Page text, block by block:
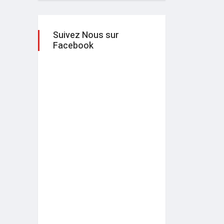
Suivez Nous sur
Facebook